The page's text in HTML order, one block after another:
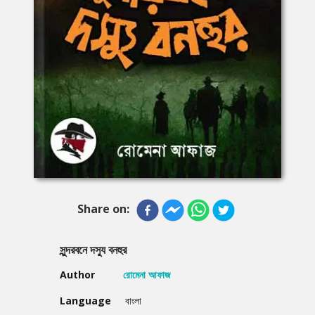
Share on:
সুন্দরবনে দস্যু বনহুর
Author
রোমেনা আফাজ
Language
বাংলা